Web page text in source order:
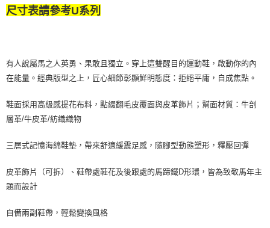
尺寸表請參考U系列
有人說屬馬之人英勇、果敢且獨立。穿上這雙醒目的運動鞋，啟動你的內
在能量。經典版型之上，匠心細節彰顯鮮明態度：拒絕平庸，自成焦點。
鞋面採用高級感提花布料，點綴翻毛皮覆面與皮革飾片；幫面材質：牛剖
層革/牛皮革/紡織織物
三層式記憶海綿鞋墊，帶來舒適緩震足感，隨腳型動態塑形，釋壓回彈
皮革飾片（可拆）、鞋帶處鞋花及後跟處的馬蹄鐵D形環，皆為致敬馬年主
題而設計
自備兩副鞋帶，輕鬆變換風格